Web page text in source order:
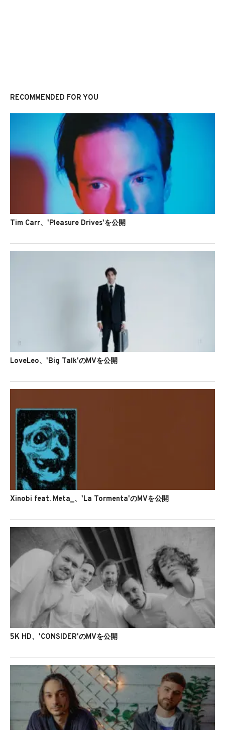
RECOMMENDED FOR YOU
Tim Carr、'Pleasure Drives'を公開
LoveLeo、'Big Talk'のMVを公開
Xinobi feat. Meta_、'La Tormenta'のMVを公開
5K HD、'CONSIDER'のMVを公開